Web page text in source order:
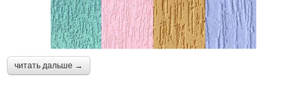
читать дальше →